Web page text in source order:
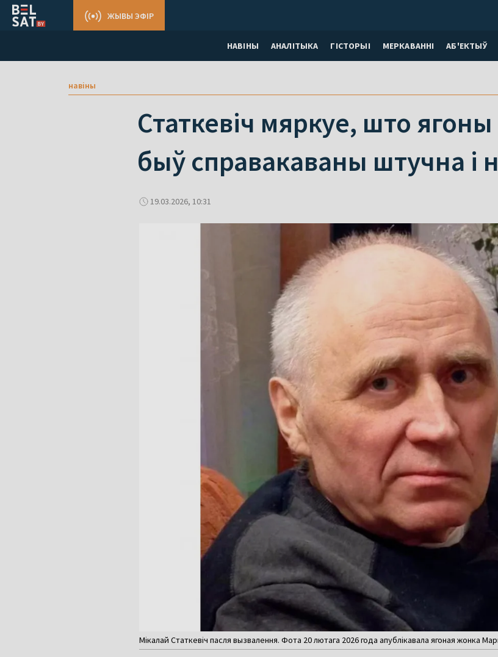
НАВІНЫ АНАЛІТЫКА ГІСТОРЫІ МЕРКАВАННI АБ'ЕКТЫЎ
ЖЫВЫ ЭФІР
навіны
Статкевіч мяркуе, што ягоны
быў справакаваны штучна і
19.03.2026, 10:31
Мікалай Статкевіч пасля вызвалення. Фота 20 лютага 2026 года апублікавала ягоная жонка